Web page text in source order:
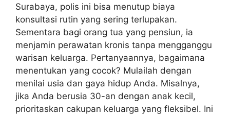
Surabaya, polis ini bisa menutup biaya
konsultasi rutin yang sering terlupakan.
Sementara bagi orang tua yang pensiun, ia
menjamin perawatan kronis tanpa mengganggu
warisan keluarga. Pertanyaannya, bagaimana
menentukan yang cocok? Mulailah dengan
menilai usia dan gaya hidup Anda. Misalnya,
jika Anda berusia 30-an dengan anak kecil,
prioritaskan cakupan keluarga yang fleksibel. Ini